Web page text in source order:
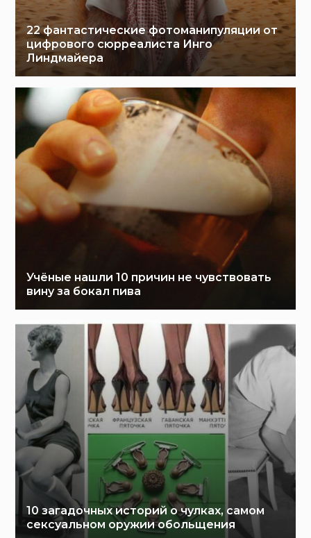
22 фантастические фотоманипуляции от
цифрового сюрреалиста Инго
Линдмайера
Учёные нашли 10 причин не чувствовать
вину за бокал пива
10 загадочных историй о чулках, самом
сексуальном оружии обольщения